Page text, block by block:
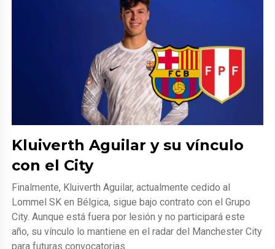
Kluiverth Aguilar y su vínculo
con el City
Finalmente, Kluiverth Aguilar, actualmente cedido al
Lommel SK en Bélgica, sigue bajo contrato con el Grupo
City. Aunque está fuera por lesión y no participará este
año, su vínculo lo mantiene en el radar del Manchester City
para futuras convocatorias.